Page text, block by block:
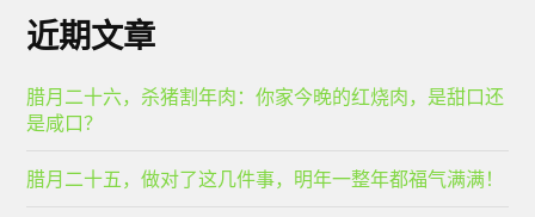
近期文章
腊月二十六，杀猪割年肉：你家今晚的红烧肉，是甜口还
是咸口？
腊月二十五，做对了这几件事，明年一整年都福气满满！